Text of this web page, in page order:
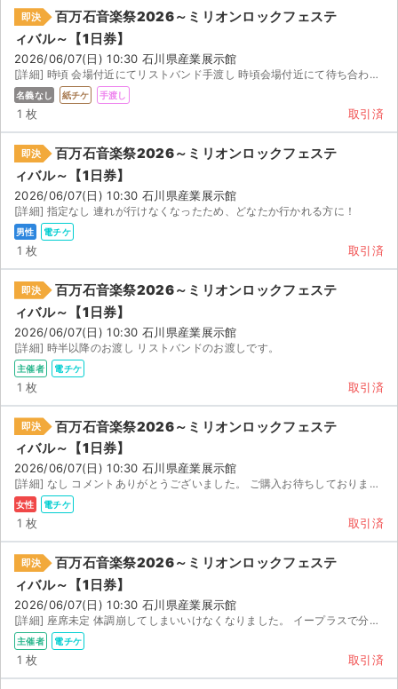
即決
百万石音楽祭2026～ミリオンロックフェステ
ィバル～【1日券】
2026/06/07(日) 10:30 石川県産業展示館
[詳細] 時頃 会場付近にてリストバンド手渡し 時頃会場付近にて待ち合わせをし、リストバンドの受...
名義なし 紙チケ 手渡し
1 枚 取引済
即決
百万石音楽祭2026～ミリオンロックフェステ
ィバル～【1日券】
2026/06/07(日) 10:30 石川県産業展示館
[詳細] 指定なし 連れが行けなくなったため、どなたか行かれる方に！
男性 電チケ
1 枚 取引済
即決
百万石音楽祭2026～ミリオンロックフェステ
ィバル～【1日券】
2026/06/07(日) 10:30 石川県産業展示館
[詳細] 時半以降のお渡し リストバンドのお渡しです。
主催者 電チケ
1 枚 取引済
即決
百万石音楽祭2026～ミリオンロックフェステ
ィバル～【1日券】
2026/06/07(日) 10:30 石川県産業展示館
[詳細] なし コメントありがとうございました。 ご購入お待ちしております。
女性 電チケ
1 枚 取引済
即決
百万石音楽祭2026～ミリオンロックフェステ
ィバル～【1日券】
2026/06/07(日) 10:30 石川県産業展示館
[詳細] 座席未定 体調崩してしまいいけなくなりました。 イープラスで分配します。
主催者 電チケ
1 枚 取引済